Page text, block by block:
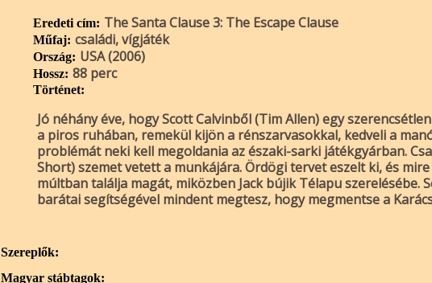
Eredeti cím: The Santa Clause 3: The Escape Clause
Műfaj: családi, vígjáték
Ország: USA (2006)
Hossz: 88 perc
Történet:
Jó néhány éve, hogy Scott Calvinből (Tim Allen) egy
a piros ruhában, remekül kijön a rénszarvasokkal, kedveli a
problémát neki kell megoldania az északi-sarki játékgyárban.
Short) szemet vetett a munkájára. Ördögi tervet eszelt ki, és
múltban találja magát, miközben Jack bújik Télapu szerelésébe.
barátai segítségével mindent megtesz, hogy megmentse a
Szereplők:
Magyar stábtagok: